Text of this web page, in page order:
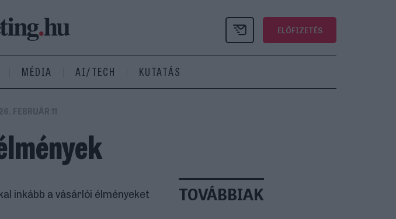
ELŐFIZETÉS
MÉDIA AI/TECH KUTATÁS
inkább a vásárlói élményeket
TOVÁBBIAK